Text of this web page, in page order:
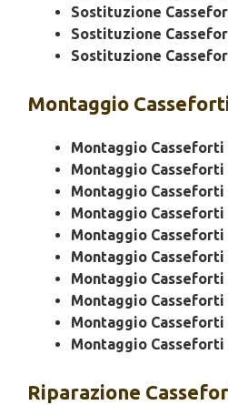
Sostituzione
Sostituzione
Sostituzione
Montaggio
Montaggio Casseforti
Montaggio Casseforti
Montaggio Casseforti
Montaggio Casseforti
Montaggio Casseforti
Montaggio
Montaggio Casseforti
Montaggio Casseforti
Montaggio Casseforti
Montaggio Casseforti
Riparazione